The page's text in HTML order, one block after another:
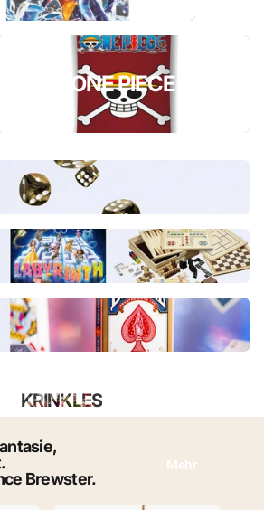
ONE PIECE
KRINKLES
Brewster.
Mehr